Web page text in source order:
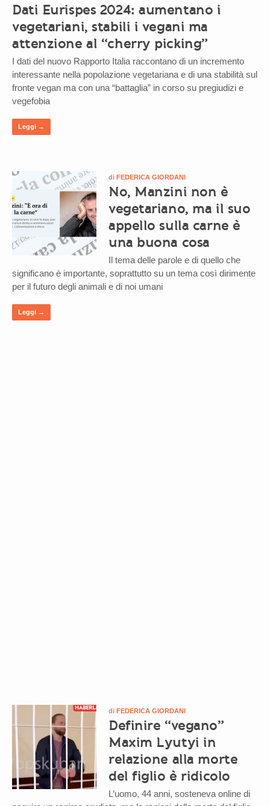
Dati Eurispes 2024: aumentano i
vegetariani, stabili i vegani ma
attenzione al “cherry picking”
I dati del nuovo Rapporto Italia raccontano di un incremento
interessante nella popolazione vegetariana e di una stabilità sul
fronte vegan ma con una “battaglia” in corso su pregiudizi e
vegefobia
Leggi →
di FEDERICA GIORDANI
No, Manzini non è
vegetariano, ma il suo
appello sulla carne è
una buona cosa
Il tema delle parole e di quello che
significano è importante, soprattutto su un tema così dirimente
per il futuro degli animali e di noi umani
Leggi →
di FEDERICA GIORDANI
Definire “vegano”
Maxim Lyutyi in
relazione alla morte
del figlio è ridicolo
L’uomo, 44 anni, sosteneva online di